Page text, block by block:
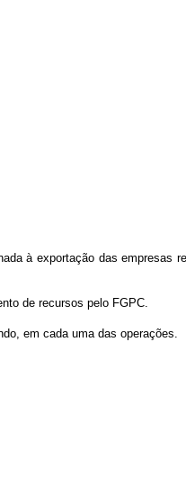
à exportação das empresas
de recursos pelo FGPC.
em cada uma das operações.